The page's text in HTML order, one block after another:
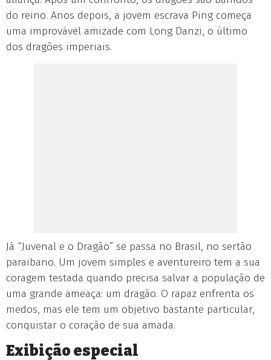
do reino. Anos depois, a jovem escrava Ping começa
uma improvável amizade com Long Danzi, o último
dos dragões imperiais.
Já “Juvenal e o Dragão” se passa no Brasil, no sertão
paraibano. Um jovem simples e aventureiro tem a sua
coragem testada quando precisa salvar a população de
uma grande ameaça: um dragão. O rapaz enfrenta os
medos, mas ele tem um objetivo bastante particular,
conquistar o coração de sua amada.
Exibição especial